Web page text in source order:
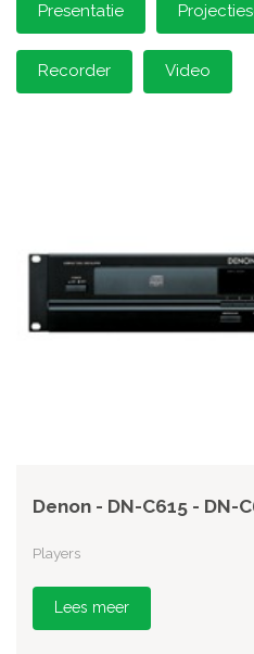
Presentatie
Recorder Video
Denon - DN-C615 - DN-
Players
Lees meer